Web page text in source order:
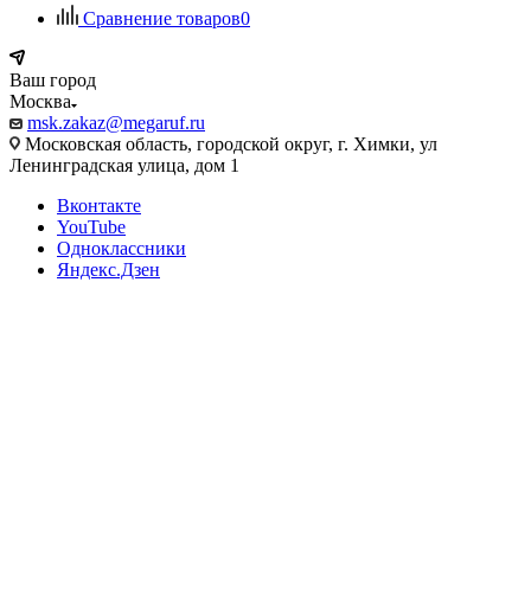
Сравнение товаров0
Ваш город
Москва
msk.zakaz@megaruf.ru
Московская область, городской округ, г. Химки, ул
Ленинградская улица, дом 1
Вконтакте
YouTube
Одноклассники
Яндекс.Дзен